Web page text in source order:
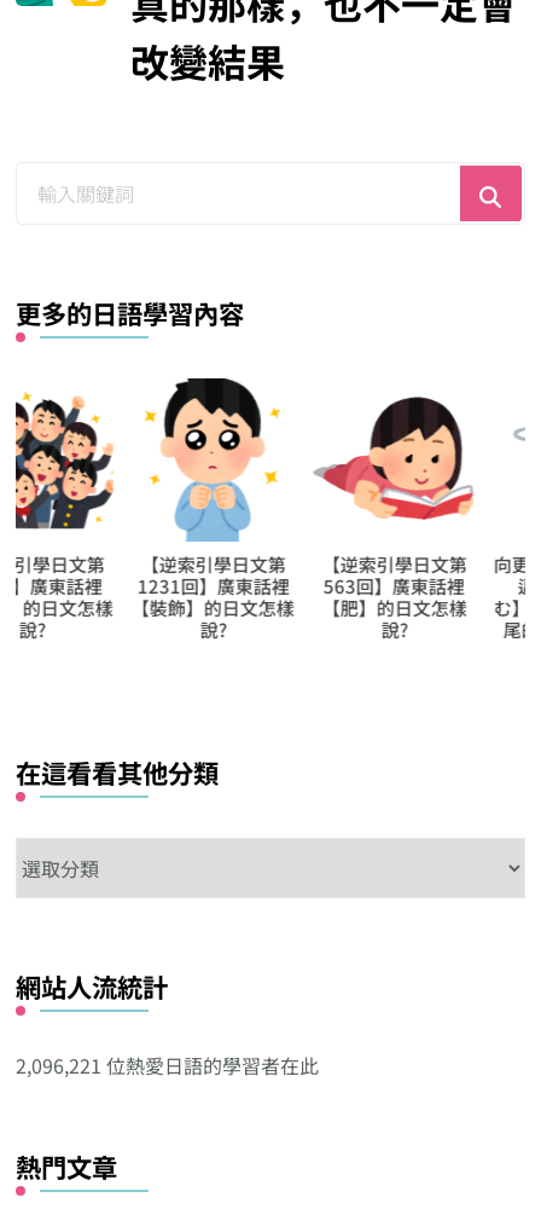
改變結果
更多的日語學習內容
【逆索引學日文第
1231回】廣東話裡
【裝飾】的日文怎樣
【逆索引學日文第
563回】廣東話裡
【肥】的日文怎樣
向更仔細的動作描述
邁進!【祭り込
む】、以【込む】接
尾的複合動詞系列
在這看看其他分類
這
其
他
類
網站人流統計
2,096,221 位熱愛日語的學習者在此
熱門文章